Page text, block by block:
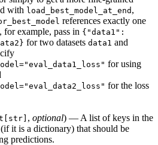
with load_best_model_at_end ,
references exactly one
for example, pass in {"data1":
for two datasets data1 and
for using
for the loss
, optional) — A list of keys in the
it is a dictionary) that should be
predictions.